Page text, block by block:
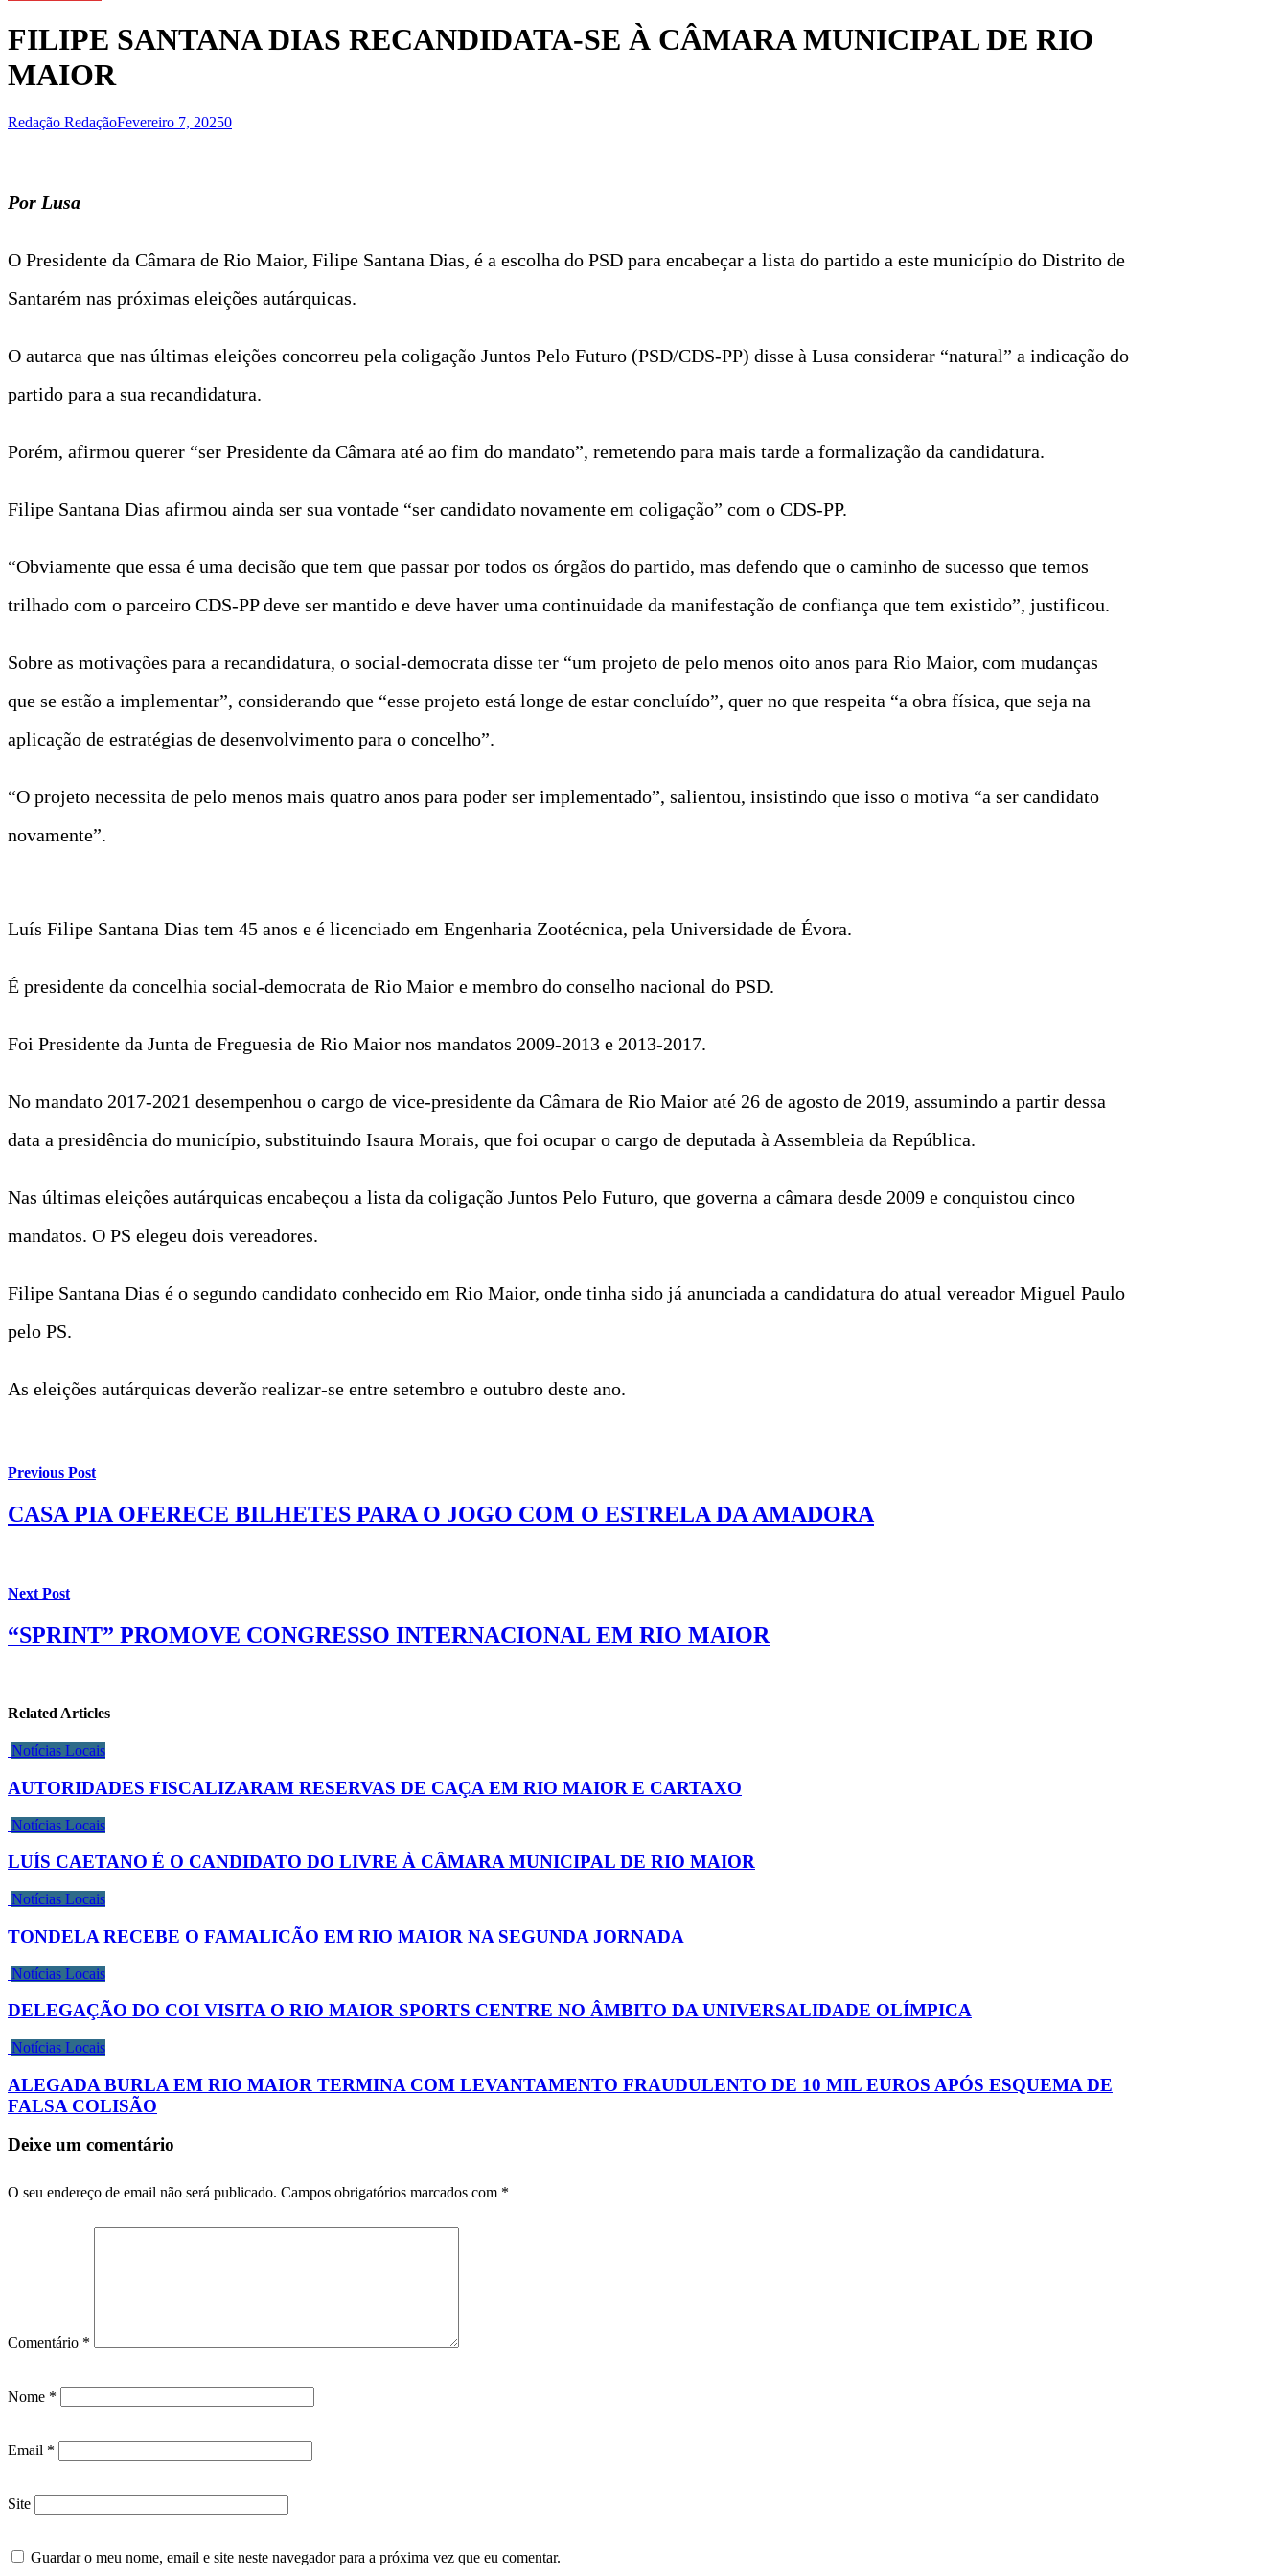
FILIPE SANTANA DIAS RECANDIDATA-SE À CÂMARA MUNICIPAL DE RIO
MAIOR
Redação RedaçãoFevereiro 7, 20250
Por Lusa
O Presidente da Câmara de Rio Maior, Filipe Santana Dias, é a escolha do PSD para encabeçar a lista do partido a este município do Distrito de
Santarém nas próximas eleições autárquicas.
O autarca que nas últimas eleições concorreu pela coligação Juntos Pelo Futuro (PSD/CDS-PP) disse à Lusa considerar “natural” a indicação do
partido para a sua recandidatura.
Porém, afirmou querer “ser Presidente da Câmara até ao fim do mandato”, remetendo para mais tarde a formalização da candidatura.
Filipe Santana Dias afirmou ainda ser sua vontade “ser candidato novamente em coligação” com o CDS-PP.
“Obviamente que essa é uma decisão que tem que passar por todos os órgãos do partido, mas defendo que o caminho de sucesso que temos
trilhado com o parceiro CDS-PP deve ser mantido e deve haver uma continuidade da manifestação de confiança que tem existido”, justificou.
Sobre as motivações para a recandidatura, o social-democrata disse ter “um projeto de pelo menos oito anos para Rio Maior, com mudanças
que se estão a implementar”, considerando que “esse projeto está longe de estar concluído”, quer no que respeita “a obra física, que seja na
aplicação de estratégias de desenvolvimento para o concelho”.
“O projeto necessita de pelo menos mais quatro anos para poder ser implementado”, salientou, insistindo que isso o motiva “a ser candidato
novamente”.
Luís Filipe Santana Dias tem 45 anos e é licenciado em Engenharia Zootécnica, pela Universidade de Évora.
É presidente da concelhia social-democrata de Rio Maior e membro do conselho nacional do PSD.
Foi Presidente da Junta de Freguesia de Rio Maior nos mandatos 2009-2013 e 2013-2017.
No mandato 2017-2021 desempenhou o cargo de vice-presidente da Câmara de Rio Maior até 26 de agosto de 2019, assumindo a partir dessa
data a presidência do município, substituindo Isaura Morais, que foi ocupar o cargo de deputada à Assembleia da República.
Nas últimas eleições autárquicas encabeçou a lista da coligação Juntos Pelo Futuro, que governa a câmara desde 2009 e conquistou cinco
mandatos. O PS elegeu dois vereadores.
Filipe Santana Dias é o segundo candidato conhecido em Rio Maior, onde tinha sido já anunciada a candidatura do atual vereador Miguel Paulo
pelo PS.
As eleições autárquicas deverão realizar-se entre setembro e outubro deste ano.
Previous Post
CASA PIA OFERECE BILHETES PARA O JOGO COM O ESTRELA DA AMADORA
Next Post
“SPRINT” PROMOVE CONGRESSO INTERNACIONAL EM RIO MAIOR
Related Articles
Notícias Locais
AUTORIDADES FISCALIZARAM RESERVAS DE CAÇA EM RIO MAIOR E CARTAXO
Notícias Locais
LUÍS CAETANO É O CANDIDATO DO LIVRE À CÂMARA MUNICIPAL DE RIO MAIOR
Notícias Locais
TONDELA RECEBE O FAMALICÃO EM RIO MAIOR NA SEGUNDA JORNADA
Notícias Locais
DELEGAÇÃO DO COI VISITA O RIO MAIOR SPORTS CENTRE NO ÂMBITO DA UNIVERSALIDADE OLÍMPICA
Notícias Locais
ALEGADA BURLA EM RIO MAIOR TERMINA COM LEVANTAMENTO FRAUDULENTO DE 10 MIL EUROS APÓS ESQUEMA DE
FALSA COLISÃO
Deixe um comentário
O seu endereço de email não será publicado. Campos obrigatórios marcados com *
Comentário *
Nome *
Email *
Site
Guardar o meu nome, email e site neste navegador para a próxima vez que eu comentar.